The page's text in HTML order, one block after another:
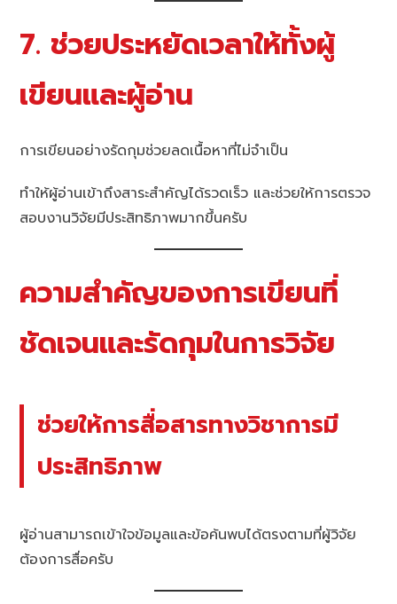
7. ช่วยประหยัดเวลาให้ทั้งผู้
เขียนและผู้อ่าน
การเขียนอย่างรัดกุมช่วยลดเนื้อหาที่ไม่จำเป็น
ทำให้ผู้อ่านเข้าถึงสาระสำคัญได้รวดเร็ว และช่วยให้การตรวจ
สอบงานวิจัยมีประสิทธิภาพมากขึ้นครับ
ความสำคัญของการเขียนที่
ชัดเจนและรัดกุมในการวิจัย
ช่วยให้การสื่อสารทางวิชาการมี
ประสิทธิภาพ
ผู้อ่านสามารถเข้าใจข้อมูลและข้อค้นพบได้ตรงตามที่ผู้วิจัย
ต้องการสื่อครับ